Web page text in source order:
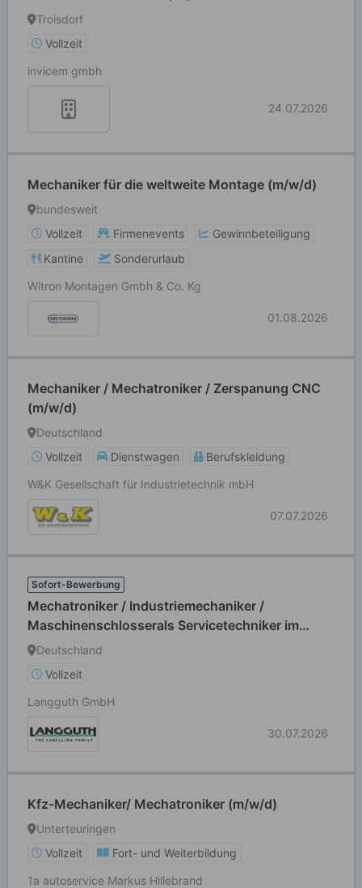
Troisdorf
Vollzeit
invicem gmbh
24.07.2026
Mechaniker für die weltweite Montage (m/w/d)
bundesweit
Vollzeit
Firmenevents
Gewinnbeteiligung
Kantine
Sonderurlaub
Witron Montagen Gmbh & Co. Kg
01.08.2026
Mechaniker / Mechatroniker / Zerspanung CNC
(m/w/d)
Deutschland
Vollzeit
Dienstwagen
Berufskleidung
W&K Gesellschaft für Industrietechnik mbH
07.07.2026
Sofort-Bewerbung
Mechatroniker / Industriemechaniker /
Maschinenschlosserals Servicetechniker im
weltweiten Außendienst (m/w/d)
Deutschland
Vollzeit
Langguth GmbH
30.07.2026
Kfz-Mechaniker/ Mechatroniker (m/w/d)
Unterteuringen
Vollzeit
Fort- und Weiterbildung
1a autoservice Markus Hillebrand